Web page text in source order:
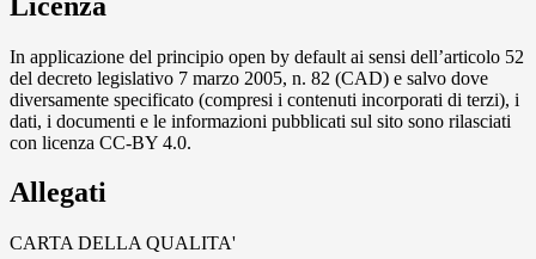
In applicazione del principio open by default ai sensi dell’articolo 52
del decreto legislativo 7 marzo 2005, n. 82 (CAD) e salvo dove
diversamente specificato (compresi i contenuti incorporati di terzi), i
dati, i documenti e le informazioni pubblicati sul sito sono rilasciati
con licenza CC-BY 4.0.
Allegati
CARTA DELLA QUALITA'